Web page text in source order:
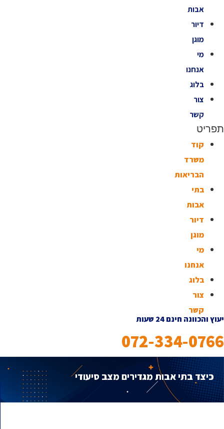
אבות
דיור
מוגן
מי
אנחנו
בלוג
צור
קשר
תפריט
קוד
משרד
הבריאות
בתי
אבות
דיור
מוגן
מי
אנחנו
בלוג
צור
קשר
יעוץ והכוונה חינם 24 שעות
072-334-0766
כיצד בתי אבות מגדירים מצב סיעודי